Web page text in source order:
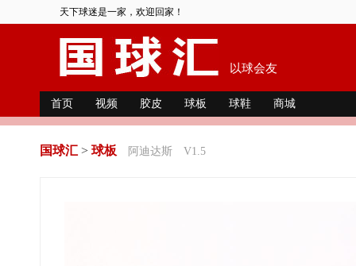
天下球迷是一家，欢迎回家！
以球会友
首页 视频 胶皮 球板 球鞋 商城
国球汇 > 球板 阿迪达斯 V1.5